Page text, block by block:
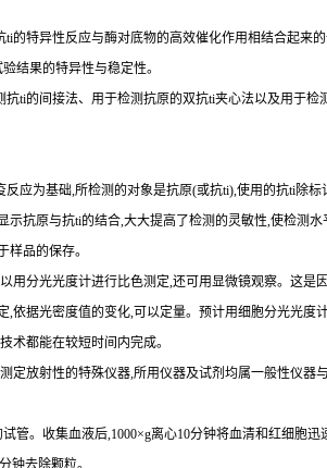
ti的特异性反应与酶对底物的高效催化作用相结合起来
结果的特异性与稳定性。
抗ti的间接法、用于检测抗原的双抗ti夹心法以及用于检
应为基础,所检测的对象是抗原(或抗ti),使用的抗ti除标
抗原与抗ti的结合,大大提高了检测的灵敏性,使检测水
品的保存。
分光光度计进行比色测定,还可用显微镜观察。这是
据光密度值的变化,可以定量。预计用细胞分光光度
术都能在较短时间内完成。
定放射性的特殊仪器,所用仪器及试剂均属一般性仪器
。收集血液后,1000×g离心10分钟将血清和红细胞迅
钟去除颗粒。